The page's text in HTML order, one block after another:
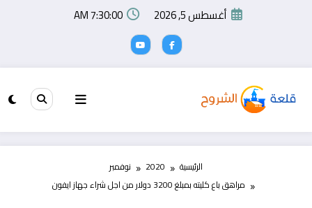
أغسطس 5, 2026 7:30:00 AM
الرئيسية 2020
نوفمبر
مراهق باع كليته بمبلغ 3200 دولار من اجل شراء جهاز ايفون